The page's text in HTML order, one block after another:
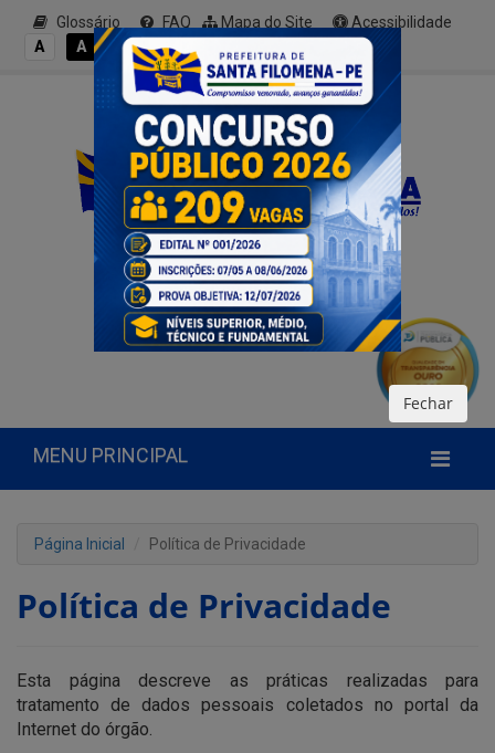
Glossário FAQ Mapa do Site
Acessibilidade
A
A A- A A+
MENU PRINCIPAL
Página Inicial Política de Privacidade
Política de Privacidade
Esta página descreve as práticas realizadas para
tratamento de dados pessoais coletados no portal da
Internet do órgão.
Fechar